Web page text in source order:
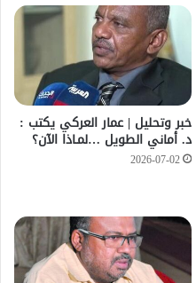
خبر وتحليل | عمار العركي يكتب :
د. أماني الطويل …لمـاذا الآن؟
2026-07-02